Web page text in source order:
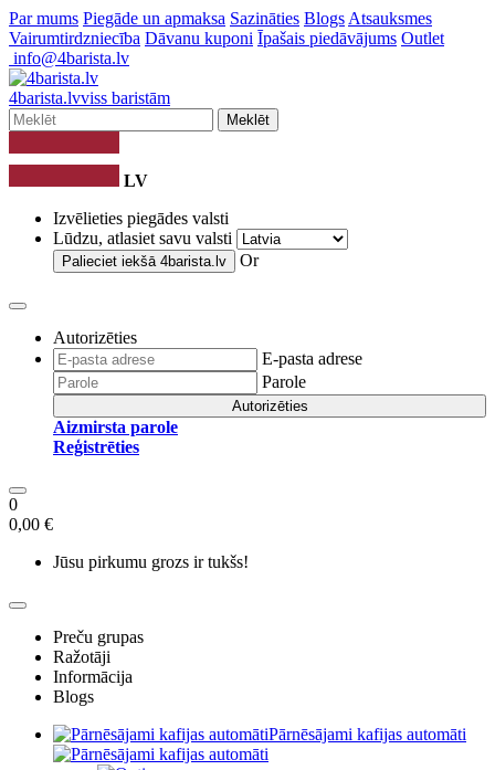
Par mums Piegāde un apmaksa Sazināties Blogs Atsauksmes
Vairumtirdzniecība Dāvanu kuponi Īpašais piedāvājums Outlet
info@4barista.lv
4barista.lvviss baristām
Meklēt
LV
Izvēlieties piegādes valsti
Lūdzu, atlasiet savu valsti
Palieciet iekšā 4barista.lv Or
Autorizēties
E-pasta adrese
Parole
Autorizēties
Aizmirsta parole
Reģistrēties
0
0,00 €
Jūsu pirkumu grozs ir tukšs!
Preču grupas
Ražotāji
Informācija
Blogs
Pārnēsājami kafijas automāti